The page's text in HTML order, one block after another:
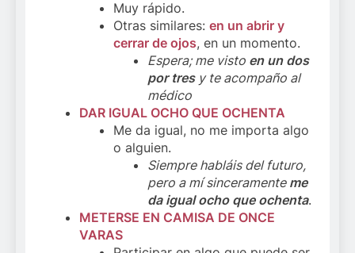
Muy rápido.
Otras similares:en un abrir y
cerrar de ojos, en un momento.
Espera; me visto en un dos
por tresy te acompaño al
médico
DAR IGUAL OCHO QUE OCHENTA
Me da igual, no me importa algo
o alguien.
Siempre habláis del futuro,
pero a mí sinceramente me
da igual ocho que ochenta.
METERSE EN CAMISA DE ONCE
VARAS